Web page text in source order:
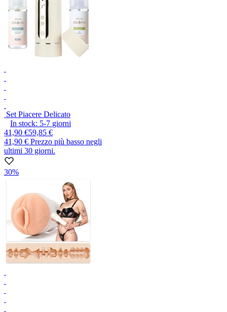
Set Piacere Delicato
In stock: 5-7 giorni
41,90 €59,85 €
41,90 € Prezzo più basso negli
ultimi 30 giorni.
30%